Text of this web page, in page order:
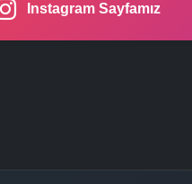
Instagram Sayfamız